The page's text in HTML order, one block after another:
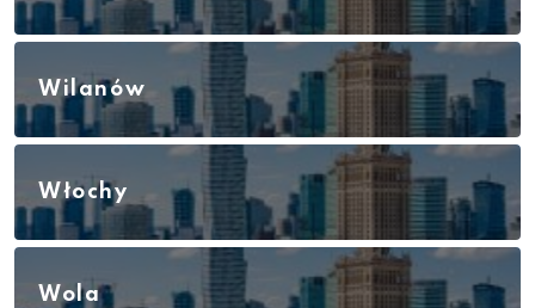
Wilanów
Włochy
Wola